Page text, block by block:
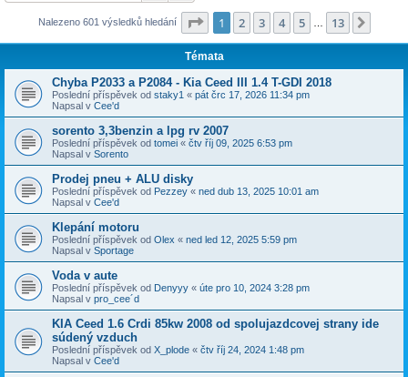
Nalezeno 601 výsledků hledání Stránka z 13
1 2 3 4 5 13
Témata
Chyba P2033 a P2084 - Kia Ceed III 1.4 T-GDI 2018
Poslední příspěvek od staky1 « pát črc 17, 2026 11:34 pm
Napsal v Cee'd
sorento 3,3benzin a lpg rv 2007
Poslední příspěvek od tomei « čtv říj 09, 2025 6:53 pm
Napsal v Sorento
Prodej pneu + ALU disky
Poslední příspěvek od Pezzey « ned dub 13, 2025 10:01 am
Napsal v Cee'd
Klepání motoru
Poslední příspěvek od Olex « ned led 12, 2025 5:59 pm
Napsal v Sportage
Voda v aute
Poslední příspěvek od Denyyy « úte pro 10, 2024 3:28 pm
Napsal v pro_cee´d
KIA Ceed 1.6 Crdi 85kw 2008 od spolujazdcovej strany ide
súdený vzduch
Poslední příspěvek od X_plode « čtv říj 24, 2024 1:48 pm
Napsal v Cee'd